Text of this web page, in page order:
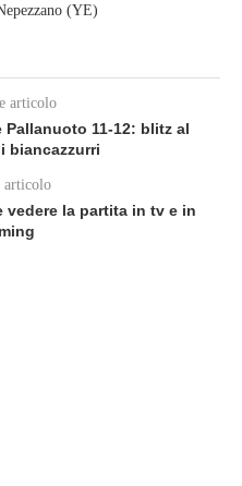
(YE)
articolo
Pallanuoto 11-12: blitz al
biancazzurri
articolo
vedere la partita in tv e in